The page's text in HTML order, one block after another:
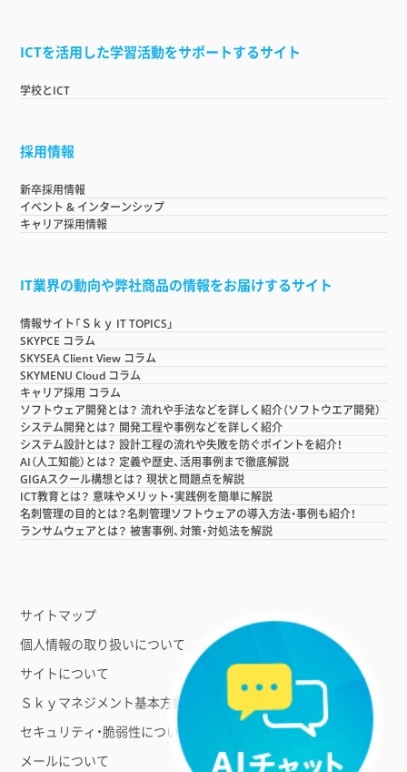
ICTを活用した学習活動をサポートするサイト
学校とICT
採用情報
新卒採用情報
イベント & インターンシップ
キャリア採用情報
IT業界の動向や弊社商品の情報をお届けするサイト
情報サイト「Ｓｋｙ IT TOPICS」
SKYPCE コラム
SKYSEA Client View コラム
SKYMENU Cloud コラム
キャリア採用 コラム
ソフトウェア開発とは？ 流れや手法などを詳しく紹介（ソフトウエア開発）
システム開発とは？ 開発工程や事例などを詳しく紹介
システム設計とは？ 設計工程の流れや失敗を防ぐポイントを紹介！
AI（人工知能）とは？ 定義や歴史、活用事例まで徹底解説
GIGAスクール構想とは？ 現状と問題点を解説
ICT教育とは？ 意味やメリット・実践例を簡単に解説
名刺管理の目的とは？名刺管理ソフトウェアの導入方法・事例も紹介！
ランサムウェアとは？ 被害事例、対策・対処法を解説
サイトマップ
個人情報の取り扱いについて
サイトについて
Ｓｋｙマネジメント基本方針
セキュリティ・脆弱性について
メールについて